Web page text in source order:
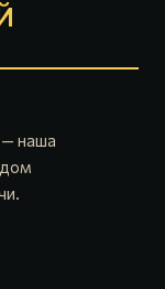
— наша